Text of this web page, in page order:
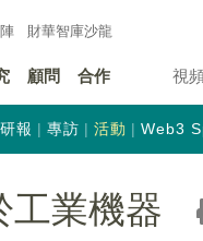
財華智庫沙龍
顧問 合作 視
研報 專訪 活動 Web3
工業機器